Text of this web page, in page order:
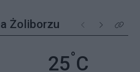
Żoliborzu Poprzednie
NastępneKliknij
25°C